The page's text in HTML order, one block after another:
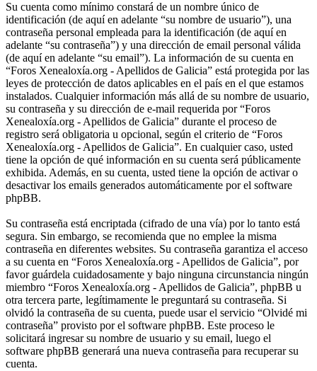
Su cuenta como mínimo constará de un nombre único de
identificación (de aquí en adelante “su nombre de usuario”), una
contraseña personal empleada para la identificación (de aquí en
adelante “su contraseña”) y una dirección de email personal válida
(de aquí en adelante “su email”). La información de su cuenta en
“Foros Xenealoxía.org - Apellidos de Galicia” está protegida por las
leyes de protección de datos aplicables en el país en el que estamos
instalados. Cualquier información más allá de su nombre de usuario,
su contraseña y su dirección de e-mail requerida por “Foros
Xenealoxía.org - Apellidos de Galicia” durante el proceso de
registro será obligatoria u opcional, según el criterio de “Foros
Xenealoxía.org - Apellidos de Galicia”. En cualquier caso, usted
tiene la opción de qué información en su cuenta será públicamente
exhibida. Además, en su cuenta, usted tiene la opción de activar o
desactivar los emails generados automáticamente por el software
phpBB.
Su contraseña está encriptada (cifrado de una vía) por lo tanto está
segura. Sin embargo, se recomienda que no emplee la misma
contraseña en diferentes websites. Su contraseña garantiza el acceso
a su cuenta en “Foros Xenealoxía.org - Apellidos de Galicia”, por
favor guárdela cuidadosamente y bajo ninguna circunstancia ningún
miembro “Foros Xenealoxía.org - Apellidos de Galicia”, phpBB u
otra tercera parte, legítimamente le preguntará su contraseña. Si
olvidó la contraseña de su cuenta, puede usar el servicio “Olvidé mi
contraseña” provisto por el software phpBB. Este proceso le
solicitará ingresar su nombre de usuario y su email, luego el
software phpBB generará una nueva contraseña para recuperar su
cuenta.